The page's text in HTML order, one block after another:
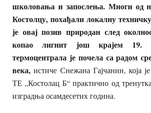
школовања и запослења. Многи од
Костолцу, похађали локалну
је овај позив природан след
копао лигнит још крајем
термоцентрала је почела са радом
века, истиче Снежана Гајчанин, која
ТЕ „Костолац Б“ практично од тренутка
изградња осамдесетих година.